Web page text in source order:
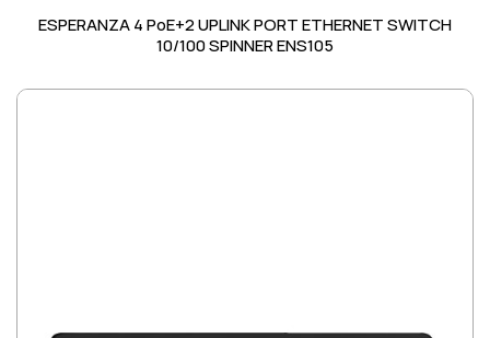
ESPERANZA 4 PoE+2 UPLINK PORT ETHERNET SWITCH
10/100 SPINNER ENS105